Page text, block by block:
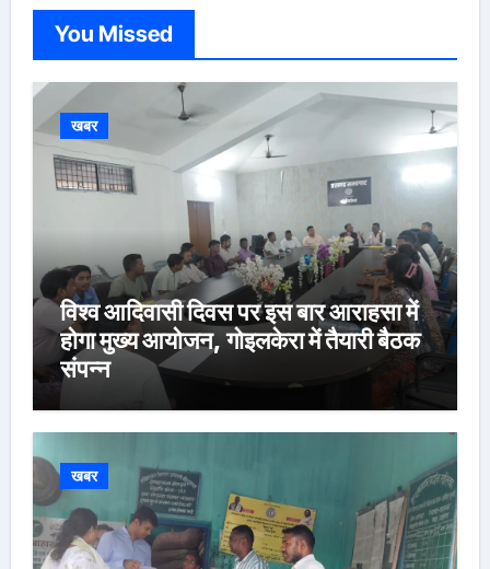
You Missed
खबर
विश्व आदिवासी दिवस पर इस बार आराहसा में
होगा मुख्य आयोजन, गोइलकेरा में तैयारी बैठक
संपन्न
खबर